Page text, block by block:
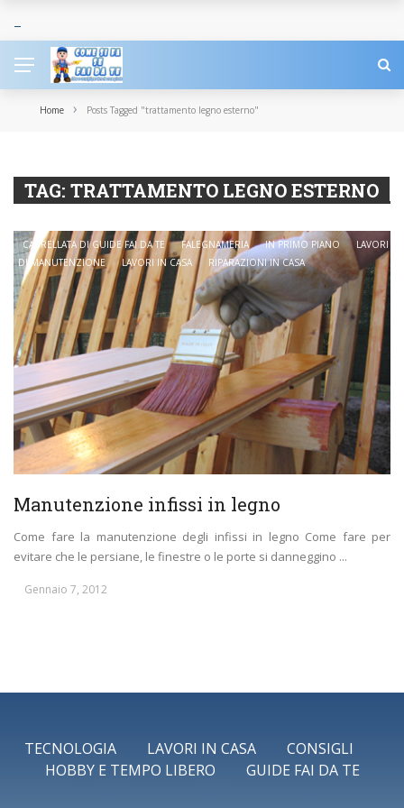
Home › Posts Tagged "trattamento legno esterno"
TAG: TRATTAMENTO LEGNO ESTERNO
CARRELLATA DI GUIDE FAI DA TE FALEGNAMERIA IN PRIMO PIANO
LAVORI
DI MANUTENZIONE
LAVORI IN CASA RIPARAZIONI IN CASA
Manutenzione infissi in legno
Come fare la manutenzione degli infissi in legno Come fare per
evitare che le persiane, le finestre o le porte si danneggino ...
Gennaio 7, 2012
TECNOLOGIA LAVORI IN CASA
CONSIGLI
HOBBY E TEMPO LIBERO
GUIDE FAI DA TE